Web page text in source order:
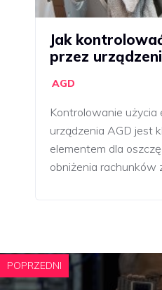
Jak
przez
AGD
Kontrolowanie użycia
urządzenia AGD jest
elementem dla
obniżenia rachunków
POPRZEDNI